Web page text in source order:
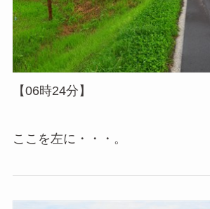
【06時24分】
ここを左に・・・。